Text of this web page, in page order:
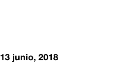
13 junio, 2018